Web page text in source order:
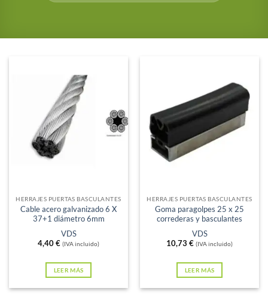
HERRAJES PUERTAS BASCULANTES
Cable acero galvanizado 6 X
37+1 diámetro 6mm
VDS
4,40€ (IVA incluido)
LEER MÁS
HERRAJES PUERTAS BASCULANTES
Goma paragolpes 25 x 25
correderas y basculantes
VDS
10,73 € (IVA incluido)
LEER MÁS